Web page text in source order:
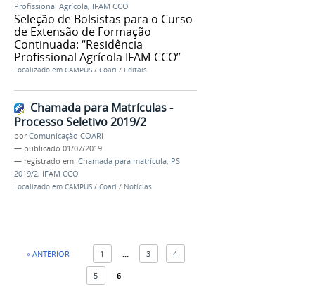
Profissional Agrícola, IFAM CCO
Seleção de Bolsistas para o Curso
de Extensão de Formação
Continuada: “Residência
Profissional Agrícola IFAM-CCO”
Localizado em CAMPUS / Coari / Editais
Chamada para Matrículas -
Processo Seletivo 2019/2
porComunicação COARI
— publicado 01/07/2019
— registrado em: Chamada para matrícula, PS
2019/2, IFAM CCO
Localizado em CAMPUS / Coari / Notícias
« ANTERIOR 1 3 4
5 6